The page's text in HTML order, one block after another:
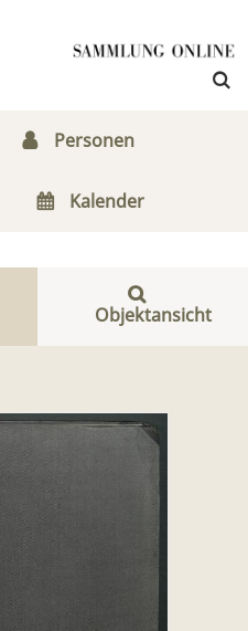
Personen
Kalender
Objektansicht